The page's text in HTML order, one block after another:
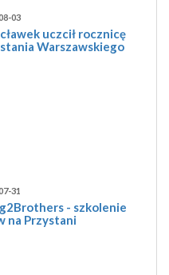
03
uczcił rocznicę
Warszawskiego
31
- szkolenie
na Przystani